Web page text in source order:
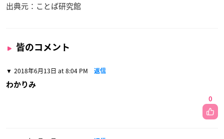
出典元：ことば研究館
皆のコメント
2018年6月13日 at 8:04 PM 返信
わかりみ
0